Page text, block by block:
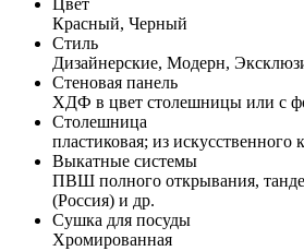
Красный, Черный
Стиль
Дизайнерские, Модерн,
Стеновая панель
ХДФ в цвет столешницы или с
Столешница
пластиковая; из искусственного
Выкатные системы
ПВШ полного открывания,
(Россия) и др.
Сушка для посуды
Хромированная